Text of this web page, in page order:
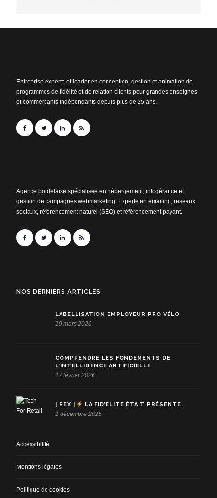
Entreprise experte et leader en conception, gestion et animation de
programmes de fidélité et de relation clients pour grandes enseignes
et commerçants indépendants depuis plus de 25 ans.
Agence bordelaise spécialisée en hébergement, infogérance et
gestion de campagnes webmarketing. Experte en emailing, réseaux
sociaux, référencement naturel (SEO) et référencement payant.
NOS DERNIERS ARTICLES
LABELLISATION EMPLOYEUR PRO VÉLO
19 mars 2026
COMPRENDRE LES FONDEMENTS DE
L’INTELLIGENCE ARTIFICIELLE
17 février 2026
| REX | LA FID’ELITE ÉTAIT PRÉSENTE…
1 décembre 2025
Accessibilité
Mentions légales
Politique de cookies